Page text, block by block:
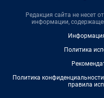
Редакция сайта не несет
информации,
Политика
Политика
правила